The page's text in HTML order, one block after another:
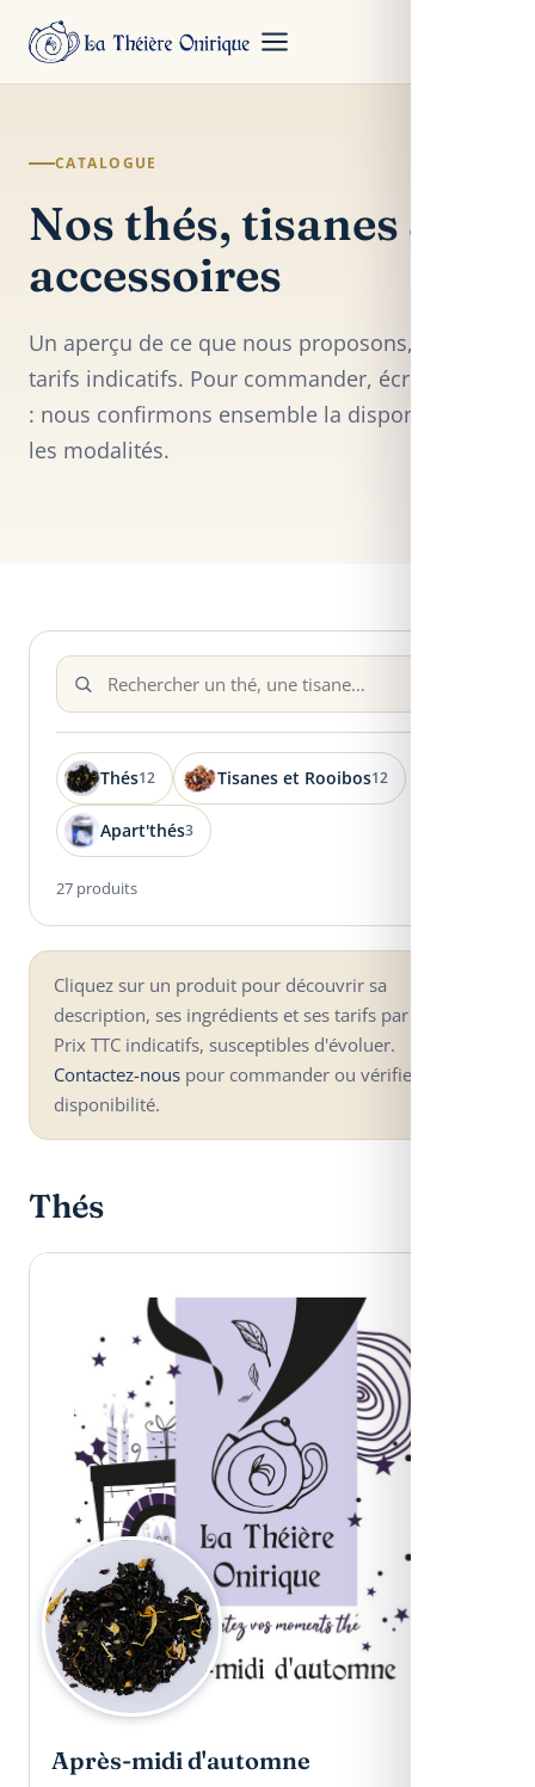
CATALOGUE
Nos thés, tisanes &
accessoires
Un aperçu de ce que nous proposons, avec des
tarifs indicatifs. Pour commander, écrivez-nous
: nous confirmons ensemble la disponibilité et
les modalités.
Thés12 Tisanes et Rooibos12
Apart'thés3
27 produits
Cliquez sur un produit pour découvrir sa
description, ses ingrédients et ses tarifs par format.
Prix TTC indicatifs, susceptibles d'évoluer.
Contactez-nous pour commander ou vérifier la
disponibilité.
Thés
Après-midi d'automne